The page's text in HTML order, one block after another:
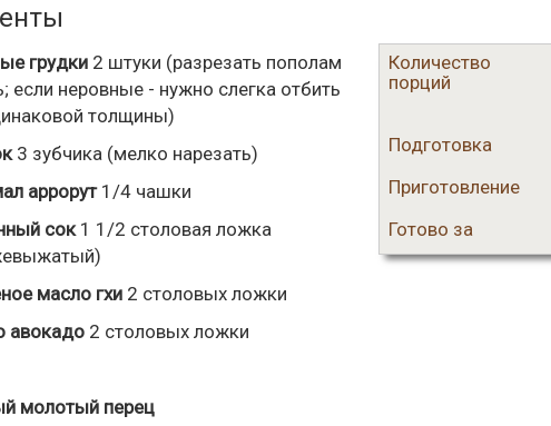
грудки 2 штуки (разрезать пополам
если неровные - нужно слегка отбить
толщины)
3 зубчика (мелко нарезать)
аррорут1/4 чашки
сок1 1/2 столовая ложка
масло гхи 2 столовых ложки
авокадо 2 столовых ложки
молотый перец
Количество
порций
Подготовка
Приготовление
Готово за